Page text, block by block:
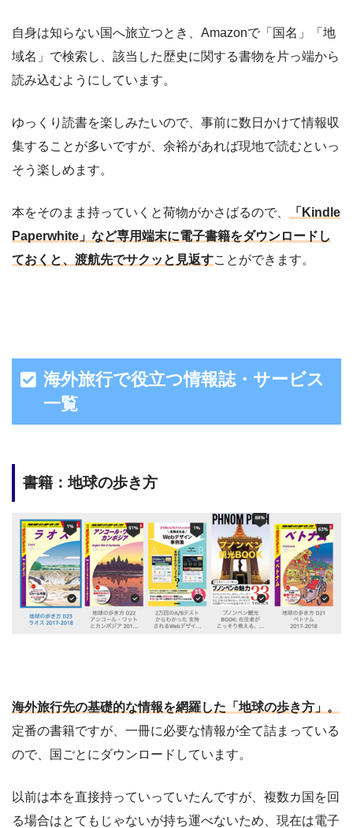
自身は知らない国へ旅立つとき、Amazonで「国名」「地
域名」で検索し、該当した歴史に関する書物を片っ端から
読み込むようにしています。
ゆっくり読書を楽しみたいので、事前に数日かけて情報収
集することが多いですが、余裕があれば現地で読むといっ
そう楽しめます。
本をそのまま持っていくと荷物がかさばるので、
「Kindle
Paperwhite」など専用端末に電子書籍をダウンロードし
ておくと、渡航先でサクッと見返すことができます。
海外旅行で役立つ情報誌・サービス
一覧
書籍：地球の歩き方
海外旅行先の基礎的な情報を網羅した「地球の歩き方」。
定番の書籍ですが、一冊に必要な情報が全て詰まっている
ので、国ごとにダウンロードしています。
以前は本を直接持っていっていたんですが、複数カ国を回
る場合はとてもじゃないが持ち運べないため、現在は電子